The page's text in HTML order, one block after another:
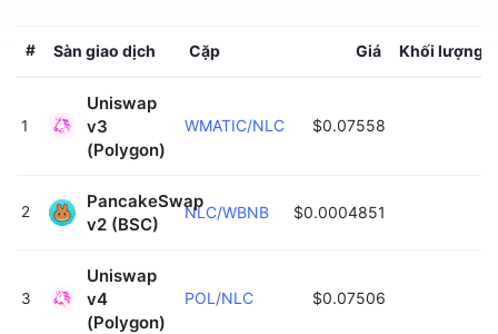
# Sàn giao dịch Cặp Giá Khối lượng
1
Uniswap
v3
(Polygon)
WMATIC/NLC $0.07558
2
PancakeSwap
v2 (BSC)
NLC/WBNB $0.0004851
3
Uniswap
v4
(Polygon)
POL/NLC $0.07506